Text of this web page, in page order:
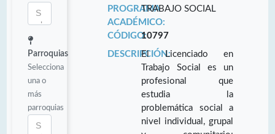
Parroquias
Selecciona
una o
más
parroquias
PROGRAMA
ACADÉMICO:
TRABAJO SOCIAL
CÓDIGO:10797
DESCRIPCIÓN:El Licenciado en
Trabajo Social es un
profesional que
estudia la
problemática social a
nivel individual, grupal